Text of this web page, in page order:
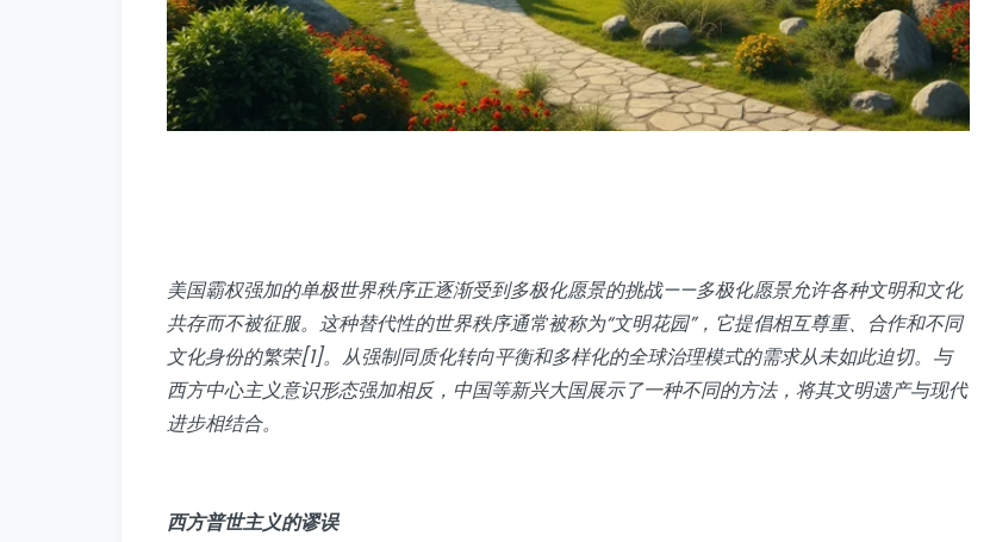
美国霸权强加的单极世界秩序正逐渐受到多极化愿景的挑战——多极化愿景允许各种文明和文化
共存而不被征服。这种替代性的世界秩序通常被称为“文明花园”，它提倡相互尊重、合作和不同
文化身份的繁荣[1]。从强制同质化转向平衡和多样化的全球治理模式的需求从未如此迫切。与
西方中心主义意识形态强加相反，中国等新兴大国展示了一种不同的方法，将其文明遗产与现代
进步相结合。
西方普世主义的谬误